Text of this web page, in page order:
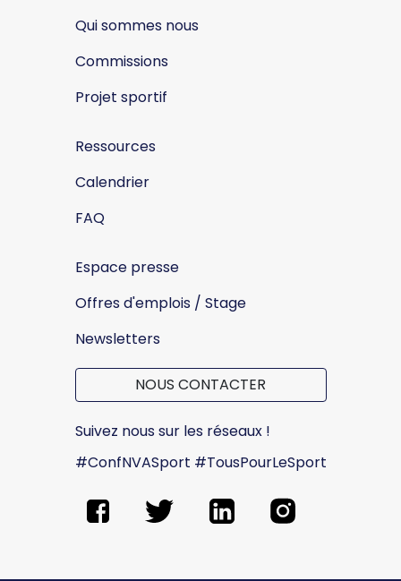
Qui sommes nous
Commissions
Projet sportif
Ressources
Calendrier
FAQ
Espace presse
Offres d'emplois / Stage
Newsletters
NOUS CONTACTER
Suivez nous sur les réseaux !
#ConfNVASport #TousPourLeSport